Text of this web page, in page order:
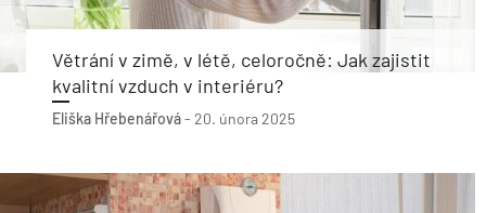
Větrání v zimě, v létě, celoročně: Jak zajistit
kvalitní vzduch v interiéru?
Eliška Hřebenářová- 20. února 2025